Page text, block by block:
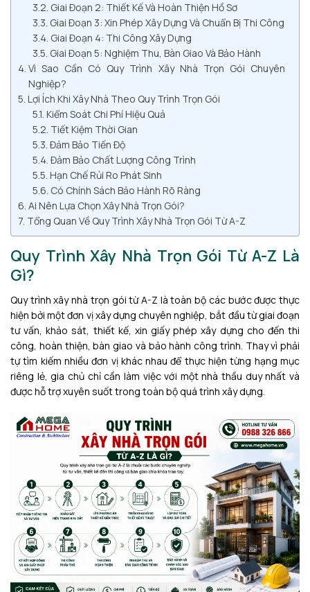
Giai Đoạn 2: Thiết Kế Và Hoàn Thiện Hồ Sơ
Giai Đoạn 3: Xin Phép Xây Dựng Và Chuẩn Bị Thi Công
Giai Đoạn 4: Thi Công Xây Dựng
Giai Đoạn 5: Nghiệm Thu, Bàn Giao Và Bảo Hành
Vì Sao Cần Có Quy Trình Xây Nhà Trọn Gói Chuyên
Nghiệp?
Lợi Ích Khi Xây Nhà Theo Quy Trình Trọn Gói
Kiểm Soát Chi Phí Hiệu Quả
Tiết Kiệm Thời Gian
Đảm Bảo Tiến Độ
Đảm Bảo Chất Lượng Công Trình
Hạn Chế Rủi Ro Phát Sinh
Có Chính Sách Bảo Hành Rõ Ràng
Ai Nên Lựa Chọn Xây Nhà Trọn Gói?
Tổng Quan Về Quy Trình Xây Nhà Trọn Gói Từ A-Z
Quy Trình Xây Nhà Trọn Gói Từ A-Z Là
Gì?
Quy trình xây nhà trọn gói từ A-Z là toàn bộ các bước được thực
hiện bởi một đơn vị xây dựng chuyên nghiệp, bắt đầu từ giai đoạn
tư vấn, khảo sát, thiết kế, xin giấy phép xây dựng cho đến thi
công, hoàn thiện, bàn giao và bảo hành công trình. Thay vì phải
tự tìm kiếm nhiều đơn vị khác nhau để thực hiện từng hạng mục
riêng lẻ, gia chủ chỉ cần làm việc với một nhà thầu duy nhất và
được hỗ trợ xuyên suốt trong toàn bộ quá trình xây dựng.